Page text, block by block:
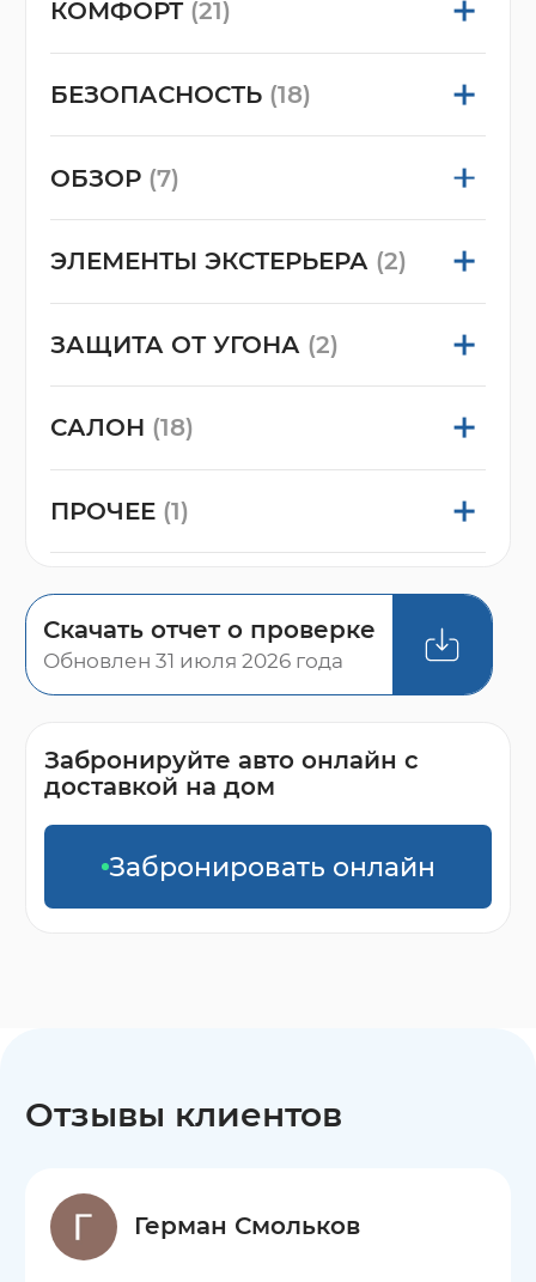
КОМФОРТ (21)
БЕЗОПАСНОСТЬ (18)
ОБЗОР (7)
ЭЛЕМЕНТЫ ЭКСТЕРЬЕРА (2)
ЗАЩИТА ОТ УГОНА (2)
САЛОН (18)
ПРОЧЕЕ (1)
Скачать отчет о проверке
Обновлен 31 июля 2026 года
Забронируйте авто онлайн с
доставкой на дом
Забронировать онлайн
Отзывы клиентов
Герман Смольков